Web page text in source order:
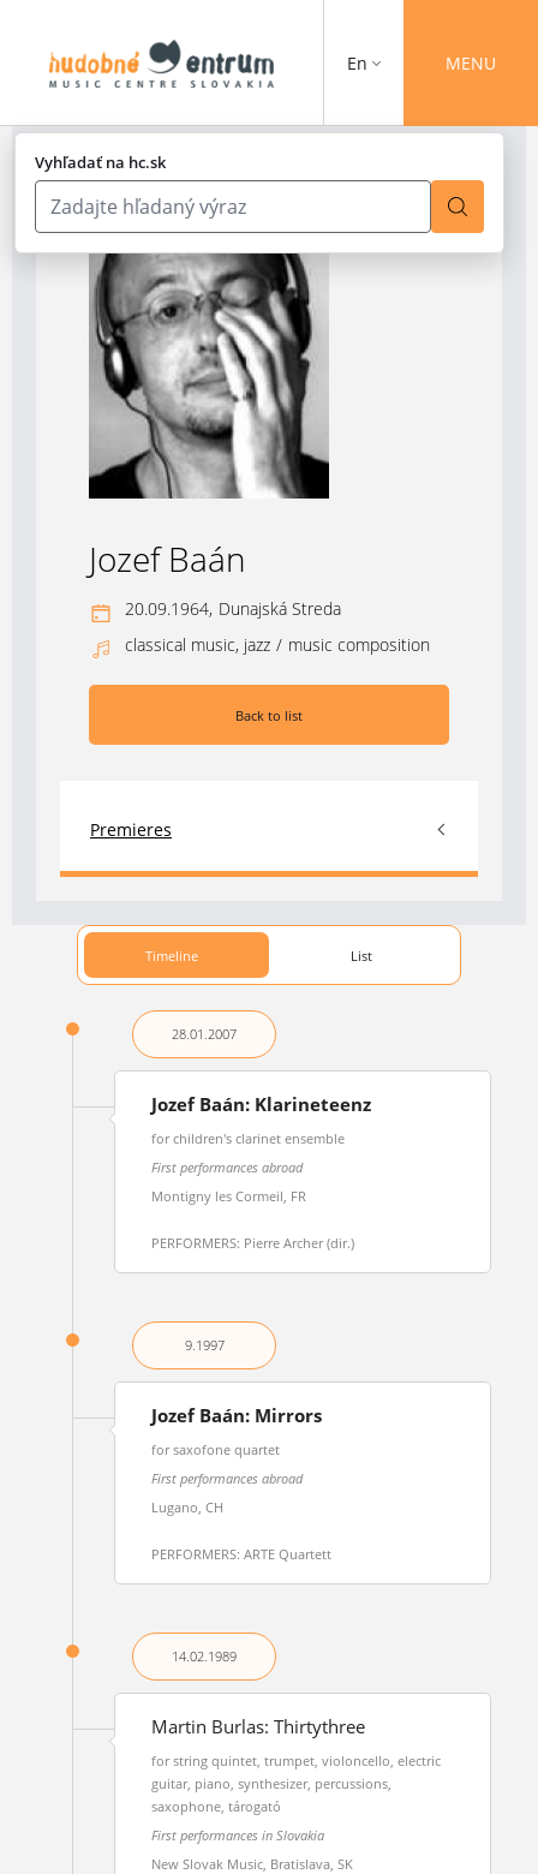
Vyhľadať na hc.sk
En MENU
Jozef Baán
20.09.1964, Dunajská Streda
classical music, jazz / music composition
Back to list
Premieres
Timeline List
28.01.2007
Jozef Baán: Klarineteenz
for children's clarinet ensemble
First performances abroad
Montigny les Cormeil, FR
PERFORMERS: Pierre Archer (dir.)
9.1997
Jozef Baán: Mirrors
for saxofone quartet
First performances abroad
Lugano, CH
PERFORMERS: ARTE Quartett
14.02.1989
Martin Burlas: Thirtythree
for string quintet, trumpet, violoncello, electric
guitar, piano, synthesizer, percussions,
saxophone, tárogató
First performances in Slovakia
New Slovak Music, Bratislava, SK